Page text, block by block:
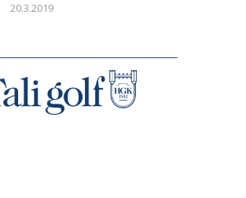
20.3.2019